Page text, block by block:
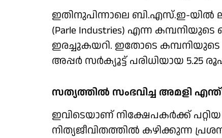
ഇതിനുപിന്നാലെ ബി.എസ്.ഇ-യില്‍
(Parle Industries) എന്ന
ഇരച്ചുകയറി. ഇതോടെ കമ്പനിയുടെ
അപ്പര്‍ സര്‍ക്യൂട്ട് പരിധിയായ 5.25
സത്യത്തില്‍ സംഭവിച്ച അമളി
ഇവിടെയാണ് നിക്ഷേപകര്‍ക്ക്
നിത്യജീവിതത്തില്‍ കഴിക്കുന്ന